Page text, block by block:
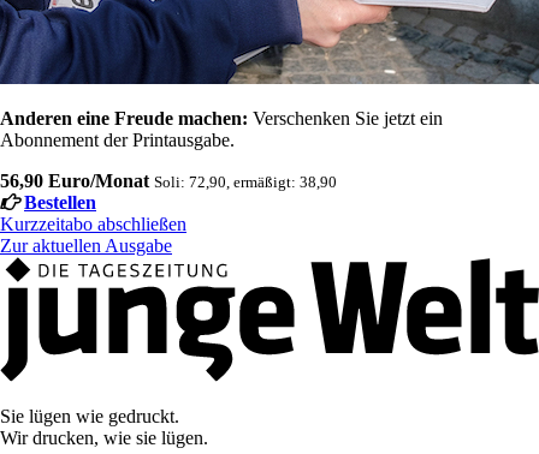
Anderen eine Freude machen: Verschenken Sie jetzt ein
Abonnement der Printausgabe.
56,90 Euro/Monat Soli: 72,90, ermäßigt: 38,90
Bestellen
Kurzzeitabo abschließen
Zur aktuellen Ausgabe
Sie lügen wie gedruckt.
Wir drucken, wie sie lügen.